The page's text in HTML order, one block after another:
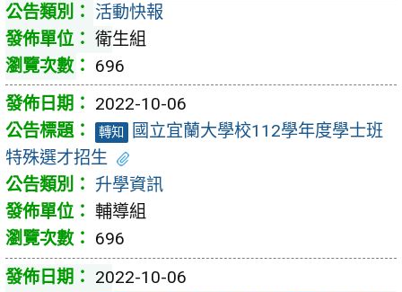
活動快報
衛生組
696
2022-10-06
轉知
國立宜蘭大學校112學年度學士班
特殊選才招生
升學資訊
輔導組
696
2022-10-06